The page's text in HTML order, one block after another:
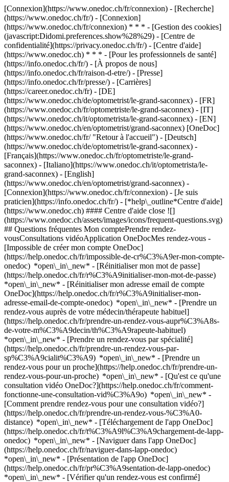
[Connexion](https://www.onedoc.ch/fr/connexion) - [Recherche]
(https://www.onedoc.ch/fr/) - [Connexion]
(https://www.onedoc.ch/fr/connexion) * * * - [Gestion des cookies]
(javascript:Didomi.preferences.show%28%29) - [Centre de
confidentialité](https://privacy.onedoc.ch/fr/) - [Centre d'aide]
(https://www.onedoc.ch) * * * - [Pour les professionnels de santé]
(https://info.onedoc.ch/fr/) - [À propos de nous]
(https://info.onedoc.ch/fr/raison-d-etre/) - [Presse]
(https://info.onedoc.ch/fr/presse/) - [Carrières]
(https://career.onedoc.ch/fr) - [DE]
(https://www.onedoc.ch/de/optometrist/le-grand-saconnex) - [FR]
(https://www.onedoc.ch/fr/optometriste/le-grand-saconnex) - [IT]
(https://www.onedoc.ch/it/optometrista/le-grand-saconnex) - [EN]
(https://www.onedoc.ch/en/optometrist/grand-saconnex) [OneDoc]
(https://www.onedoc.ch/fr/ "Retour à l'accueil") - [Deutsch]
(https://www.onedoc.ch/de/optometrist/le-grand-saconnex) -
[Français](https://www.onedoc.ch/fr/optometriste/le-grand-
saconnex) - [Italiano](https://www.onedoc.ch/it/optometrista/le-
grand-saconnex) - [English]
(https://www.onedoc.ch/en/optometrist/grand-saconnex) -
[Connexion](https://www.onedoc.ch/fr/connexion) - [Je suis
praticien](https://info.onedoc.ch/fr/) - [*help\_outline*Centre d'aide]
(https://www.onedoc.ch) #### Centre d'aide close ![]
(https://www.onedoc.ch/assets/images/icons/frequent-questions.svg)
## Questions fréquentes Mon comptePrendre rendez-
vousConsultations vidéoApplication OneDocMes rendez-vous -
[Impossible de créer mon compte OneDoc]
(https://help.onedoc.ch/fr/impossible-de-cr%C3%A9er-mon-compte-
onedoc) *open\_in\_new* - [Réinitialiser mon mot de passe]
(https://help.onedoc.ch/fr/r%C3%A9initialiser-mon-mot-de-passe)
*open\_in\_new* - [Réinitialiser mon adresse email de compte
OneDoc](https://help.onedoc.ch/fr/r%C3%A9initialiser-mon-
adresse-email-de-compte-onedoc) *open\_in\_new* - [Prendre un
rendez-vous auprès de votre médecin/thérapeute habituel]
(https://help.onedoc.ch/fr/prendre-un-rendez-vous-aupr%C3%A8s-
de-votre-m%C3%A9decin/th%C3%A9rapeute-habituel)
*open\_in\_new* - [Prendre un rendez-vous par spécialité]
(https://help.onedoc.ch/fr/prendre-un-rendez-vous-par-
sp%C3%A9cialit%C3%A9) *open\_in\_new* - [Prendre un
rendez-vous pour un proche](https://help.onedoc.ch/fr/prendre-un-
rendez-vous-pour-un-proche) *open\_in\_new* - [Qu'est ce qu'une
consultation vidéo OneDoc?](https://help.onedoc.ch/fr/comment-
fonctionne-une-consultation-vid%C3%A9o) *open\_in\_new* -
[Comment prendre rendez-vous pour une consultation vidéo?]
(https://help.onedoc.ch/fr/prendre-un-rendez-vous-%C3%A0-
distance) *open\_in\_new* - [Téléchargement de l'app OneDoc]
(https://help.onedoc.ch/fr/t%C3%A9l%C3%A9chargement-de-lapp-
onedoc) *open\_in\_new* - [Naviguer dans l'app OneDoc]
(https://help.onedoc.ch/fr/naviguer-dans-lapp-onedoc)
*open\_in\_new* - [Présentation de l'app OneDoc]
(https://help.onedoc.ch/fr/pr%C3%A9sentation-de-lapp-onedoc)
*open\_in\_new* - [Vérifier qu'un rendez-vous est confirmé](https://help.onedoc.ch/fr/v%C3%A9rifier-quun-rendez-vous-est-confirm%C3%A9) *open\_in\_new* - [Annuler un rendez-vous pris en ligne sur OneDoc](https://help.onedoc.ch/fr/annuler-un-rendez-vous-pris-en-ligne-sur-onedoc) *open\_in\_new* - [Je ne reçois pas de confirmation de rendez-vous](https://help.onedoc.ch/fr/je-ne-re%C3%A7ois-pas-de-confirmation-de-rendez-vous) *open\_in\_new* [Voir tous nos articles *open\_in\_new*](https://help.onedoc.ch/fr/) close ## Modifier votre recherche ![Maison avec un signe plus annonçant qu’une consultation peut être effectuée sur place](https://www.onedoc.ch/assets/images/icons/on-site.svg) Sur place ![Caméra avec un symbole lecture annonçant qu’une consultation peut être effectuée à distance en vidéo](https://www.onedoc.ch/assets/images/icons/remote.svg) À distance Rechercher #### Spécialités #### Praticiens #### Établissements edit Optométriste à Le Grand-Saconnex tune Filtrer par Nouveaux patients*keyboard\_arrow\_down* - Acceptés*check\_circle* Langue parlée*keyboard\_arrow\_down* - Allemand*check\_circle* - Anglais*check\_circle* - Espagnol*check\_circle* - Français*check\_circle* - Italien*check\_circle* - Portugais*check\_circle* Sexe*keyboard\_arrow\_down* - Femme*check\_circle* - Homme*check\_circle* Disponibilité*keyboard\_arrow\_down* - Disponible aujourdhui*check\_circle* - Dans les 3 prochains jours*check\_circle* - Dans les 7 prochains jours*check\_circle* - Dans les 14 prochains jours*check\_circle* # Optométriste à Le Grand-Saconnex: prenez rendez-vous en ligne aujourd'hui ## 1 résultat à Le Grand-Saconnex [![M. Arnaud Blanchard, optométriste à Le Grand-Saconnex](https://assets.onedoc.ch/images/users/d8bce09c54975853c652b8956a7e6794d33352b93d9d51cf81f329dde32fa74f-small.png "M. Arnaud Blanchard, optométriste à Le Grand-Saconnex")](https://www.onedoc.ch/fr/optometriste/le-grand-saconnex/pcu5n/arnaud-blanchard) ### [M. Arnaud Blanchard](https://www.onedoc.ch/fr/optometriste/le-grand-saconnex/pcu5n/arnaud-blanchard) ![Badge indiquant un profil vérifié](https://www.onedoc.ch/assets/images/icons/checkmark.svg) Optométriste [Vision Rive Droite](https://www.onedoc.ch/fr/cabinet-medical/le-grand-saconnex/e16z/vision-rive-droite) Rue Sonnex 19 1218 Le Grand-Saconnex ![Icône patient avec un signe plus annonçant que le professionnel accepte de nouveaux patients](https://www.onedoc.ch/assets/images/icons/new-patients.svg)Accepte les nouveaux patients [Réserver un RDV](https://www.onedoc.ch/fr/optometriste/le-grand-saconnex/pcu5n/arnaud-blanchard) Expertises:[Champ visuel](https://www.onedoc.ch/fr/champ-visuel/le-grand-saconnex)Voir plus *chevron\_left* mar. 04 août *chevron\_right* Voir plus de rendez-vous *error\_outline* Une erreur s'est produite lors du chargement des disponibilités [Réessayer](https://www.onedoc.ch) Expertises:[Champ visuel](https://www.onedoc.ch/fr/champ-visuel/le-grand-saconnex)Voir plus ## __Optométristes__: d'autres spécialistes sont réservables en ligne dans les environs de __Le Grand-Saconnex__ [![Sylvain Clémentine - Acuitis, optométriste à Cointrin](https://assets.onedoc.ch/images/users/b4bce60ab05f1f05f94ba01b04643bb7bd2a21585cda6e7243d9e4004060ea2e-small.jpg "Sylvain Clémentine - Acuitis, optométriste à Cointrin")](https://www.onedoc.ch/fr/optometriste/cointrin/pcrzo/sylvain-clementine-acuitis) ### [Sylvain Clémentine - Acuitis](https://www.onedoc.ch/fr/optometriste/cointrin/pcrzo/sylvain-clementine-acuitis) ![Badge indiquant un profil vérifié](https://www.onedoc.ch/assets/images/icons/checkmark.svg) [Optométriste](https://www.onedoc.ch/fr/optometriste/cointrin) [Maison Acuitis - Genève Balexert](https://www.onedoc.ch/fr/magasin-d-optique/cointrin/ebago/maison-acuitis-geneve-balexert) Avenue Louis-Casaï 27 1216 Cointrin ![Icône patient avec un signe plus annonçant que le professionnel accepte de nouveaux patients](https://www.onedoc.ch/assets/images/icons/new-patients.svg)Accepte les nouveaux patients [Réserver un RDV](https://www.onedoc.ch/fr/optometriste/cointrin/pcrzo/sylvain-clementine-acuitis) Expertises:[Lentilles de contact](https://www.onedoc.ch/fr/lentilles-de-contact/cointrin), [Hypermétropie](https://www.onedoc.ch/fr/hypermetropie/cointrin), [Examen de la vue](https://www.onedoc.ch/fr/examen-de-la-vue/cointrin), [Lunettes](https://www.onedoc.ch/fr/lunettes/cointrin), [Test de la vue pour permis de conduire](https://www.onedoc.ch/fr/test-de-la-vue-pour-permis-de-conduire/cointrin), [Myopie](https://www.onedoc.ch/fr/myopie/cointrin), [Presbytie](https://www.onedoc.ch/fr/presbytie/cointrin)Voir plus *chevron\_left* mar. 04 août *chevron\_right* Voir plus de rendez-vous *error\_outline* Une erreur s'est produite lors du chargement des disponibilités [Réessayer](https://www.onedoc.ch) Expertises:[Lentilles de contact](https://www.onedoc.ch/fr/lentilles-de-contact/cointrin), [Hypermétropie](https://www.onedoc.ch/fr/hypermetropie/cointrin), [Examen de la vue](https://www.onedoc.ch/fr/examen-de-la-vue/cointrin), [Lunettes](https://www.onedoc.ch/fr/lunettes/cointrin), [Test de la vue pour permis de conduire](https://www.onedoc.ch/fr/test-de-la-vue-pour-permis-de-conduire/cointrin), [Myopie](https://www.onedoc.ch/fr/myopie/cointrin), [Presbytie](https://www.onedoc.ch/fr/presbytie/cointrin)Voir plus [![Mme Danila Perriard, optométriste à Genève](https://assets.onedoc.ch/images/users/78c57ff1267544e9bfd80844644b9f20c484dae5b35a1d2f23efb2ede4bb637c-small.jpg "Mme Danila Perriard, optométriste à Genève")](https://www.onedoc.ch/fr/optometriste/geneve/pcrp0/danila-perriard) ### [Mme Danila Perriard](https://www.onedoc.ch/fr/optometriste/geneve/pcrp0/danila-perriard) ![Badge indiquant un profil vérifié](https://www.onedoc.ch/assets/images/icons/checkmark.svg) [Optométriste](https://www.onedoc.ch/fr/optometriste/geneve) [Kress Optic](https://www.onedoc.ch/fr/magasin-d-optique/geneve/ebada/kress-optic) Rue de Chantepoulet 1 1201 Genève ![Icône patient avec un signe plus annonçant que le professionnel accepte de nouveaux patients](https://www.onedoc.ch/assets/images/icons/new-patients.svg)Accepte les nouveaux patients [Réserver un RDV](https://www.onedoc.ch/fr/optometriste/geneve/pcrp0/danila-perriard) Expertises:[Lunettes](https://www.onedoc.ch/fr/lunettes/geneve), [Examen de la vue](https://www.onedoc.ch/fr/examen-de-la-vue/geneve), [Test de la vue pour permis de conduire](https://www.onedoc.ch/fr/test-de-la-vue-pour-permis-de-conduire/geneve), [Myopie](https://www.onedoc.ch/fr/myopie/geneve), [Hypermétropie](https://www.onedoc.ch/fr/hypermetropie/geneve), [Astigmatisme](https://www.onedoc.ch/fr/astigmatisme/geneve), [Presbytie](https://www.onedoc.ch/fr/presbytie/geneve), [Verres progressifs](https://www.onedoc.ch/fr/verres-progressifs/geneve)Voir plus *chevron\_left* mar. 04 août *chevron\_right* Voir plus de rendez-vous *error\_outline* Une erreur s'est produite lors du chargement des disponibilités [Réessayer](https://www.onedoc.ch) Expertises:[Lunettes](https://www.onedoc.ch/fr/lunettes/geneve), [Examen de la vue](https://www.onedoc.ch/fr/examen-de-la-vue/geneve), [Test de la vue pour permis de conduire](https://www.onedoc.ch/fr/test-de-la-vue-pour-permis-de-conduire/geneve), [Myopie](https://www.onedoc.ch/fr/myopie/geneve), [Hypermétropie](https://www.onedoc.ch/fr/hypermetropie/geneve), [Astigmatisme](https://www.onedoc.ch/fr/astigmatisme/geneve), [Presbytie](https://www.onedoc.ch/fr/presbytie/geneve), [Verres progressifs](https://www.onedoc.ch/fr/verres-progressifs/geneve)Voir plus [![Mme Julie Chuard, optométriste à Genève](https://assets.onedoc.ch/images/users/198a133a912d3ef4fc2613f8cc07b9a7b532b805043c01908e8981f8e4743c3b-small.jpg "Mme Julie Chuard, optométriste à Genève")](https://www.onedoc.ch/fr/optometriste/geneve/pctri/julie-chuard) ### [Mme Julie Chuard](https://www.onedoc.ch/fr/optometriste/geneve/pctri/julie-chuard) ![Badge indiquant un profil vérifié](https://www.onedoc.ch/assets/images/icons/checkmark.svg) [Optométriste](https://www.onedoc.ch/fr/optometriste/geneve) [Kress Optic](https://www.onedoc.ch/fr/magasin-d-optique/geneve/ebada/kress-optic) Rue de Chantepoulet 1 1201 Genève ![Icône patient avec un signe plus annonçant que le professionnel accepte de nouveaux patients](https://www.onedoc.ch/assets/images/icons/new-patients.svg)Accepte les nouveaux patients [Réserver un RDV](https://www.onedoc.ch/fr/optometriste/geneve/pctri/julie-chuard) Expertises:[Lentilles de contact](https://www.onedoc.ch/fr/lentilles-de-contact/geneve), [Orthokératologie | Ortho-k](https://www.onedoc.ch/fr/orthokeratologie-ortho-k/geneve), [Kératocône](https://www.onedoc.ch/fr/keratocone/geneve), [Examen de la vue](https://www.onedoc.ch/fr/examen-de-la-vue/geneve), [Myopie](https://www.onedoc.ch/fr/myopie/geneve), [Hypermétropie](https://www.onedoc.ch/fr/hypermetropie/geneve), [Astigmatisme](https://www.onedoc.ch/fr/astigmatisme/geneve), [Presbytie](https://www.onedoc.ch/fr/presbytie/geneve)Voir plus *chevron\_left* mar. 04 août *chevron\_right* Voir plus de rendez-vous *error\_outline* Une erreur s'est produite lors du chargement des disponibilités [Réessayer](https://www.onedoc.ch) Expertises:[Lentilles de contact](https://www.onedoc.ch/fr/lentilles-de-contact/geneve), [Orthokératologie | Ortho-k](https://www.onedoc.ch/fr/orthokeratologie-ortho-k/geneve), [Kératocône](https://www.onedoc.ch/fr/keratocone/geneve), [Examen de la vue](https://www.onedoc.ch/fr/examen-de-la-vue/geneve), [Myopie](https://www.onedoc.ch/fr/myopie/geneve), [Hypermétropie](https://www.onedoc.ch/fr/hypermetropie/geneve), [Astigmatisme](https://www.onedoc.ch/fr/astigmatisme/geneve), [Presbytie](https://www.onedoc.ch/fr/presbytie/geneve)Voir plus [![M. Jordan Frade, optométriste à Genève](https://assets.onedoc.ch/images/users/79dc93b4ade4a89d18bb324548adca216536348673d37e36e33999a375e00e20-small.jpg "M. Jordan Frade, optométris